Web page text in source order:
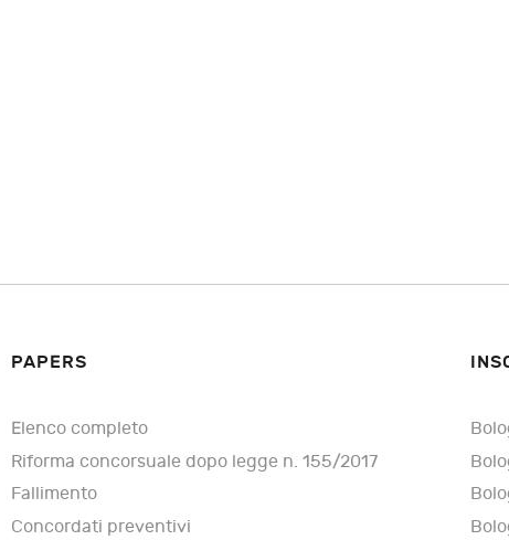
PAPERS
Elenco completo
Riforma concorsuale dopo legge n. 155/2017
Fallimento
Concordati preventivi